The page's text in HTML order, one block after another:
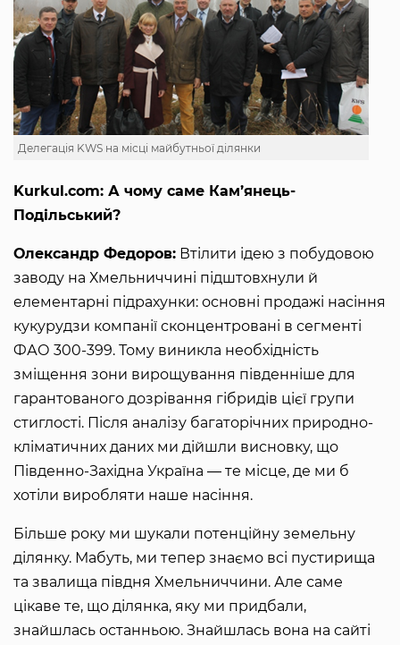
Делегація KWS на місці майбутньої ділянки
Kurkul.com: А чому саме Кам’янець-
Подільський?
Олександр Федоров: Втілити ідею з побудовою
заводу на Хмельниччині підштовхнули й
елементарні підрахунки: основні продажі насіння
кукурудзи компанії сконцентровані в сегменті
ФАО 300-399. Тому виникла необхідність
зміщення зони вирощування південніше для
гарантованого дозрівання гібридів цієї групи
стиглості. Після аналізу багаторічних природно-
кліматичних даних ми дійшли висновку, що
Південно-Західна Україна ― те місце, де ми б
хотіли виробляти наше насіння.
Більше року ми шукали потенційну земельну
ділянку. Мабуть, ми тепер знаємо всі пустирища
та звалища півдня Хмельниччини. Але саме
цікаве те, що ділянка, яку ми придбали,
знайшлась останньою. Знайшлась вона на сайті